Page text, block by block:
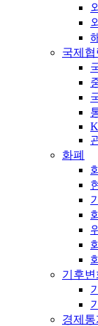
국제협
화폐
기후
경제통